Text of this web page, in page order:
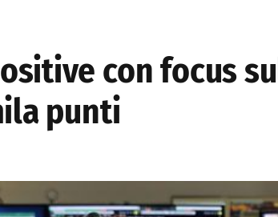
con focus
punti